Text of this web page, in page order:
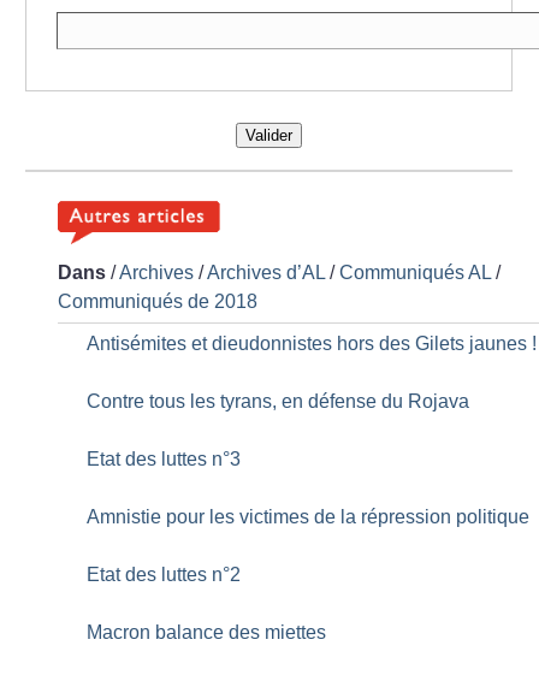
Valider
Dans /Archives /Archives d’AL /Communiqués AL /
Communiqués de 2018
Antisémites et dieudonnistes hors des Gilets jaunes !
Contre tous les tyrans, en défense du Rojava
Etat des luttes n°3
Amnistie pour les victimes de la répression politique
Etat des luttes n°2
Macron balance des miettes